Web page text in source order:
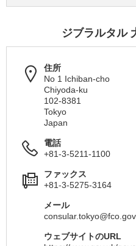
ジブラルタル
住所
No 1 Ichiban-cho
Chiyoda-ku
102-8381
Tokyo
Japan
電話
+81-3-5211-1100
ファックス
+81-3-5275-3164
メール
ウェブサイトのURL